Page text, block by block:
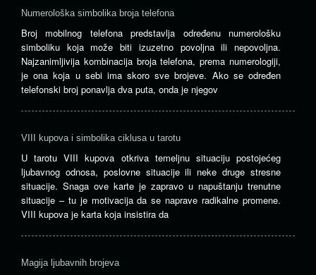
Numerološka simbolika broja telefona
Broj mobilnog telefona predstavlja određenu numerološku
simboliku koja može biti izuzetno povoljna ili nepovoljna.
Najzanimljivija kombinacija broja telefona, prema numerologiji,
je ona koja u sebi ima skoro sve brojeve. Ako se određen
telefonski broj ponavlja dva puta, onda je njegov
VIII kupova i simbolika ciklusa u tarotu
U tarotu VIII kupova otkriva temeljnu situaciju postojećeg
ljubavnog odnosa, poslovne situacije ili neke druge stresne
situacije. Snaga ove karte je zapravo u napuštanju trenutne
situacije – tu je motivacija da se naprave radikalne promene.
VIII kupova je karta koja insistira da
Magija ljubavnih brojeva